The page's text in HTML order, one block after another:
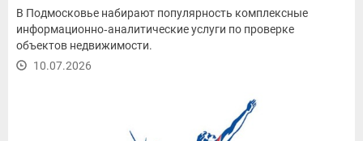
В Подмосковье набирают популярность комплексные
информационно‑аналитические услуги по проверке
объектов недвижимости.
10.07.2026